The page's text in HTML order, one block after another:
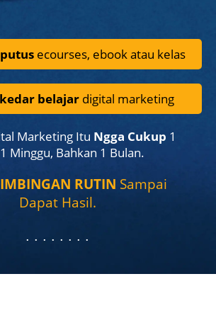
ecourses, ebook atau kelas
belajar digital marketing
Marketing Itu Ngga Cukup 1
Minggu, Bahkan 1 Bulan.
RUTIN Sampai
Dapat Hasil.
. . . . . . . .